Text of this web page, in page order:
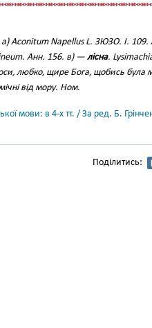
a) Aconitum Napellus L. ЗЮЗО. I.
Анн. 156. в) — лісна.
любко, щире Бога, щобись була
від мору. Ном.
мови: в 4-х тт. / За ред. Б.
Поділитись: